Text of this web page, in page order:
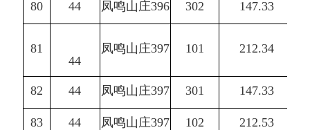
80 44 凤鸣山庄396 302 147.33
81
44
凤鸣山庄397 101 212.34
82 44 凤鸣山庄397 301 147.33
83 44 凤鸣山庄397 102 212.53